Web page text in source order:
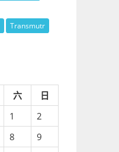
Transmutr
六
日
1
2
8
9